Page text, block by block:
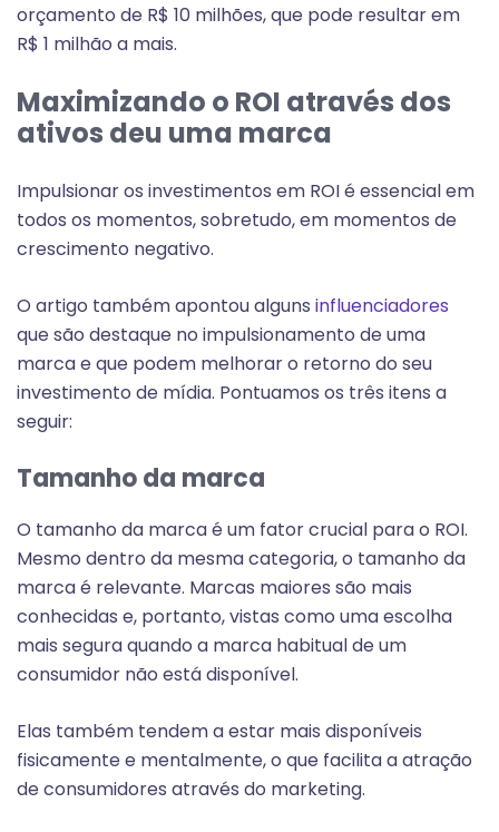
orçamento de R$ 10 milhões, que pode resultar em
R$ 1 milhão a mais.
Maximizando o ROI através dos
ativos deu uma marca
Impulsionar os investimentos em ROI é essencial em
todos os momentos, sobretudo, em momentos de
crescimento negativo.
O artigo também apontou alguns influenciadores
que são destaque no impulsionamento de uma
marca e que podem melhorar o retorno do seu
investimento de mídia. Pontuamos os três itens a
seguir:
Tamanho da marca
O tamanho da marca é um fator crucial para o ROI.
Mesmo dentro da mesma categoria, o tamanho da
marca é relevante. Marcas maiores são mais
conhecidas e, portanto, vistas como uma escolha
mais segura quando a marca habitual de um
consumidor não está disponível.
Elas também tendem a estar mais disponíveis
fisicamente e mentalmente, o que facilita a atração
de consumidores através do marketing.